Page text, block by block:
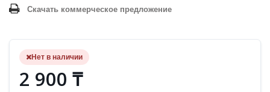
Скачать коммерческое предложение
Нет в наличии
2 900 ₸